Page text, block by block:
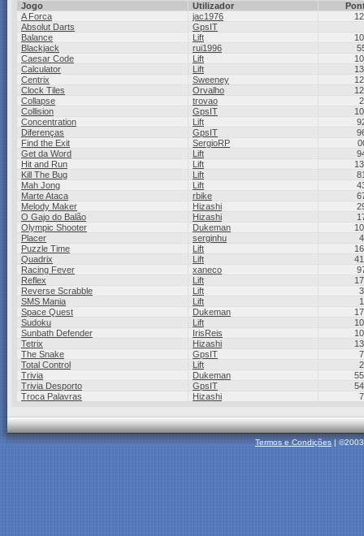
Jogo Utilizador
A Forca
jac1976
Absolut Darts
GpsIT
Balance
Lift
Blackjack
rui1996
Caesar Code
Lift
Calculator
Lift
Centrix
Sweeney
Clock Tiles
Orvalho
Collapse
trovao
Collision
GpsIT
Concentration
Lift
Diferenças
GpsIT
Find the Exit
SergioRP
Get da Word
Lift
Hit and Run
Lift
Kill The Bug
Lift
Mah Jong
Lift
Marte Ataca
rbike
Melody Maker
Hizashi
O Gajo do Balão
Hizashi
Olympic Shooter
Dukeman
Placer
serginhu
Puzzle Time
Lift
Quadrix
Lift
Racing Fever
xaneco
Reflex
Lift
Reverse Scrabble
Lift
SMS Mania
Lift
Space Quest
Dukeman
Sudoku
Lift
Sunbath Defender
IrisReis
Tetrix
Hizashi
The Snake
GpsIT
Total Control
Lift
Trivia
Dukeman
Trivia Desporto
GpsIT
Troca Palavras
Hizashi
Termos e Condições|